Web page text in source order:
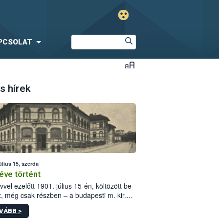
hírek
15, szerda
történt
ezelőtt 1901. július 15-én, költözött be
még csak részben – a budapesti m. kir.
állomás a Kis Rókus utca
alatti, Czigler Győző által tervezett új
>